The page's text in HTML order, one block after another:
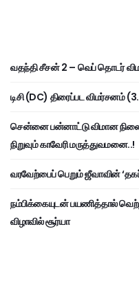
வதந்தி சீசன் 2 – வெப் தொடர்
டிசி (DC) திரைப்பட விமர்சனம்
சென்னை பன்னாட்டு விமான
நிறுவும் காவேரி மருத்துவமனை..!
வரவேற்பைப் பெறும் ஜீவாவின்
நம்பிக்கையுடன் பயணித்தால்
விழாவில் சூர்யா